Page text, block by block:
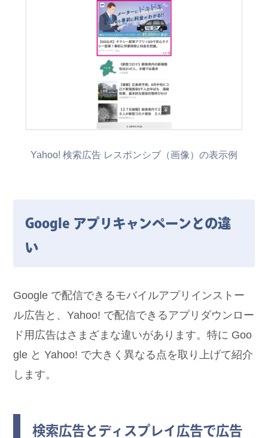
Yahoo! 検索広告 レスポンシブ（画像）の表示例
Google アプリキャンペーンとの違
い
Google で配信できるモバイルアプリインストー
ル広告と、Yahoo! で配信できるアプリダウンロー
ド用広告はさまざまな違いがあります。特に Goo
gle と Yahoo! で大きく異なる点を取り上げて紹介
します。
検索広告とディスプレイ広告で広告